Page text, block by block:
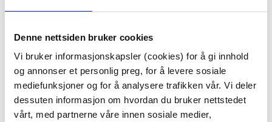
Denne nettsiden bruker cookies
Vi bruker informasjonskapsler (cookies) for å gi innhold
og annonser et personlig preg, for å levere sosiale
mediefunksjoner og for å analysere trafikken vår. Vi deler
dessuten informasjon om hvordan du bruker nettstedet
vårt, med partnerne våre innen sosiale medier,